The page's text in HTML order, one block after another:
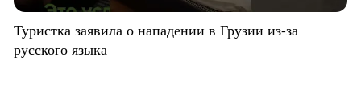
Туристка заявила о нападении в Грузии из-за
русского языка